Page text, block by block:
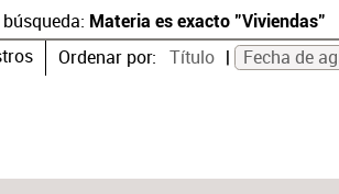
Materia es exacto "Viviendas"
Ordenar por: Título Fecha de